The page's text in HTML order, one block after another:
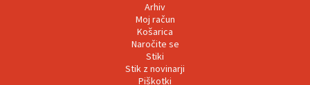
Arhiv
Moj račun
Košarica
Naročite se
Stiki
Stik z novinarji
Piškotki